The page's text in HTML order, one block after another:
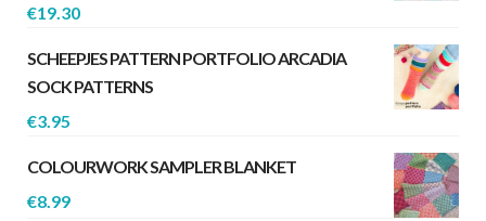
€19.30
SCHEEPJES PATTERN PORTFOLIO ARCADIA
SOCK PATTERNS
€3.95
COLOURWORK SAMPLER BLANKET
€8.99